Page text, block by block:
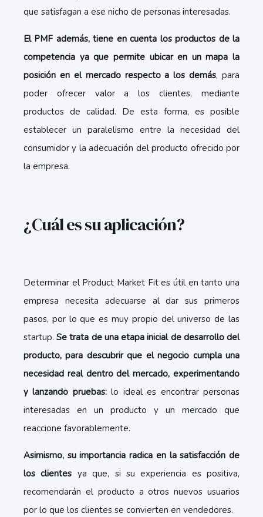
que satisfagan a ese nicho de personas interesadas.
El PMF además, tiene en cuenta los productos de la
competencia ya que permite ubicar en un mapa la
posición en el mercado respecto a los demás, para
poder ofrecer valor a los clientes, mediante
productos de calidad. De esta forma, es posible
establecer un paralelismo entre la necesidad del
consumidor y la adecuación del producto ofrecido por
la empresa.
¿Cuál es su aplicación?
Determinar el Product Market Fit es útil en tanto una
empresa necesita adecuarse al dar sus primeros
pasos, por lo que es muy propio del universo de las
startup. Se trata de una etapa inicial de desarrollo del
producto, para descubrir que el negocio cumpla una
necesidad real dentro del mercado, experimentando
y lanzando pruebas:lo ideal es encontrar personas
interesadas en un producto y un mercado que
reaccione favorablemente.
Asimismo, su importancia radica en la satisfacción de
los clientes ya que, si su experiencia es positiva,
recomendarán el producto a otros nuevos usuarios
por lo que los clientes se convierten en vendedores.